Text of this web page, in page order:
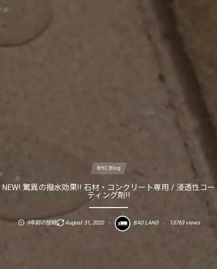
BHC Blog
NEW! 驚異の撥水効果!! 石材・コンクリート専用 / 浸透性コー
ティング剤!!
9年前の投稿 August 31, 2020 BAD LAND 13763 views